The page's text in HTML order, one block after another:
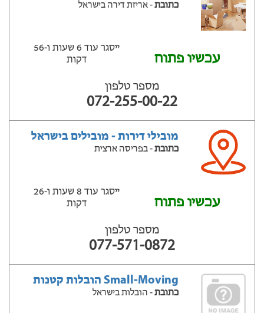
כתובת- אריזת דירה בישראל
עכשיו פתוח
ייסגר עוד 6 שעות ‫ו-56
דקות
מספר טלפון
072-255-00-22
מובילי דירות - מובילים בישראל
כתובת- בפריסה ארצית
עכשיו פתוח
ייסגר עוד 8 שעות ‫ו-26
דקות
מספר טלפון
077-571-0872
Small-Moving הובלות קטנות
כתובת- הובלות בישראל